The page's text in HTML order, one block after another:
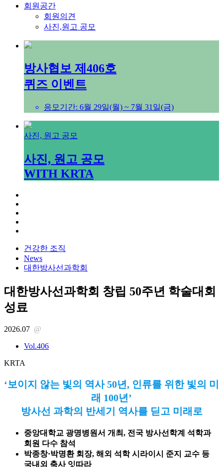
회원공간
회원의견
사진,원고 공모
방사협보 제406호
퀴즈 이벤트
응모기간: 6월 29일(월) ~ 7월 31일(금)
사진, 원고 공모
사진, 원고 공모
WITH KRTA
건강한 조직
News
대한방사선과학회
대한방사선과학회 창립 50주년 학술대회
성료
2026.07 @
Vol.406
KRTA
‘보이지 않는 빛의 역사 50년, 인류를 위한 빛의 미
래 100년’
방사선 과학의 반세기 역사를 딛고 미래로
중앙대학교 광명병원서 개최, 전국 방사선학계 석학과
회원 다수 참석
박종창·박명환 회장, 해외 석학 시라이시 준지 교수 등
국내외 축사 잇따라